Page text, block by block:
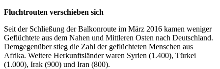
Fluchtrouten verschieben sich
Seit der Schließung der Balkonroute im März 2016 kamen weniger
Geflüchtete aus dem Nahen und Mittleren Osten nach Deutschland.
Demgegenüber stieg die Zahl der geflüchteten Menschen aus
Afrika. Weitere Herkunftsländer waren Syrien (1.400), Türkei
(1.000), Irak (900) und Iran (800).